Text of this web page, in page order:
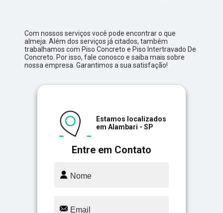
Com nossos serviços você pode encontrar o que
almeja. Além dos serviços já citados, também
trabalhamos com Piso Concreto e Piso Intertravado De
Concreto. Por isso, fale conosco e saiba mais sobre
nossa empresa. Garantimos a sua satisfação!
Entre em Contato
Estamos localizados
em Alambari - SP